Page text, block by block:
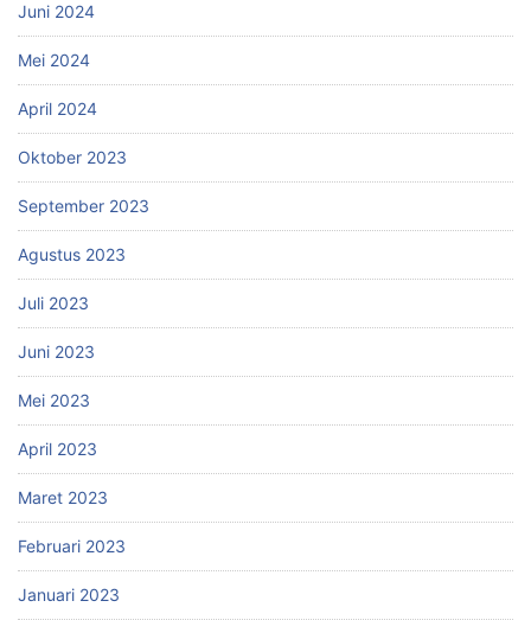
Juni 2024
Mei 2024
April 2024
Oktober 2023
September 2023
Agustus 2023
Juli 2023
Juni 2023
Mei 2023
April 2023
Maret 2023
Februari 2023
Januari 2023